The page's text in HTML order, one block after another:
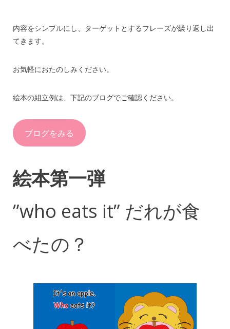
内容をシンプルにし、ターゲットとするフレーズが繰り返し出
てきます。
お気軽におたのしみください。
絵本の組立例は、下記のブログでご確認ください。
ブログをみる
絵本第一弾
”who eats it” だれが食
べたの？